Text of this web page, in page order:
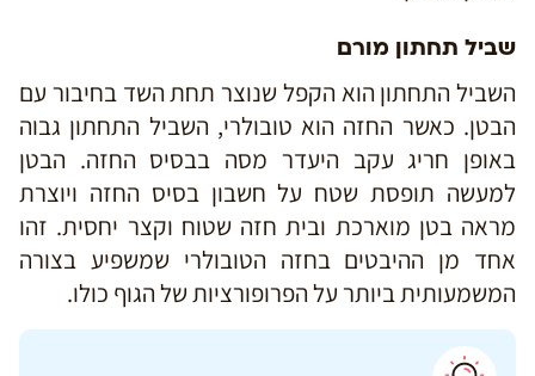
שביל תחתון מורם
השביל התחתון הוא הקפל שנוצר תחת השד בחיבור עם
הבטן. כאשר החזה הוא טובולרי, השביל התחתון גבוה
באופן חריג עקב היעדר מסה בבסיס החזה. הבטן
למעשה תופסת שטח על חשבון בסיס החזה ויוצרת
מראה בטן מוארכת ובית חזה שטוח וקצר יחסית. זהו
אחד מן ההיבטים בחזה הטובולרי שמשפיע בצורה
המשמעותית ביותר על הפרופורציות של הגוף כולו.